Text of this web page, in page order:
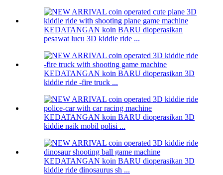
KEDATANGAN koin BARU dioperasikan
pesawat lucu 3D kiddie ride ...
KEDATANGAN koin BARU dioperasikan 3D
kiddie ride -fire truck ...
KEDATANGAN koin BARU dioperasikan 3D
kiddie naik mobil polisi ...
KEDATANGAN koin BARU dioperasikan 3D
kiddie ride dinosaurus sh ...